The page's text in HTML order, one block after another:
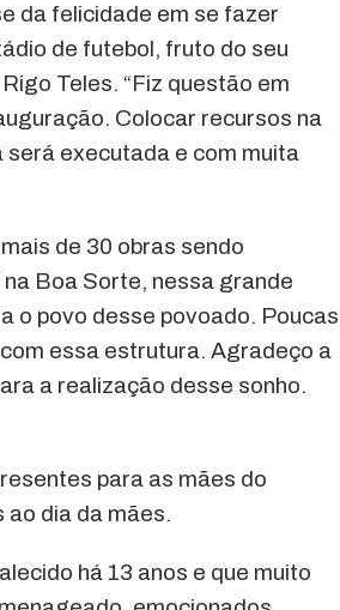
da felicidade em se fazer
de futebol, fruto do seu
Teles. “Fiz questão em
Colocar recursos na
executada e com muita
de 30 obras sendo
Boa Sorte, nessa grande
o povo desse povoado. Poucas
essa estrutura. Agradeço a
a realização desse sonho.
para as mães do
dia da mães.
há 13 anos e que muito